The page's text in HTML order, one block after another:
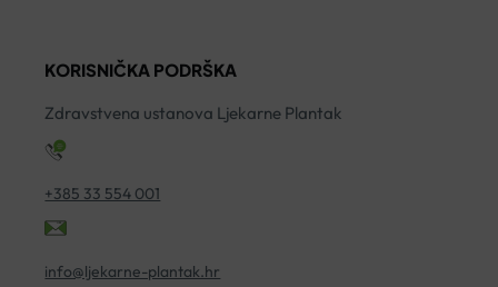
KAPSULE
A30
KORISNIČKA PODRŠKA
Zdravstvena ustanova Ljekarne Plantak
+385 33 554 001
info@ljekarne-plantak.hr